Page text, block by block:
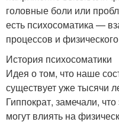
головные боли или
есть психосоматика —
процессов и
История психосоматики
Идея о том, что наше
существует уже тысячи
Гиппократ, замечали,
могут влиять на